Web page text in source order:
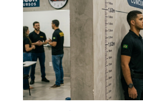
ATÉ
FINAL
DESTE
ANO!